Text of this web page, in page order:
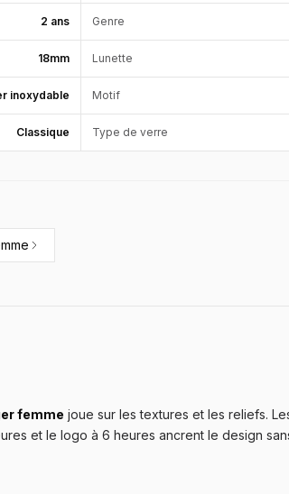
2 ans Genre
18mm Lunette
inoxydable Motif
Classique Type de verre
femme joue sur les textures et les reliefs.
et le logo à 6 heures ancrent le design